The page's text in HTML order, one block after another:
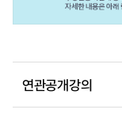
연관공개강의